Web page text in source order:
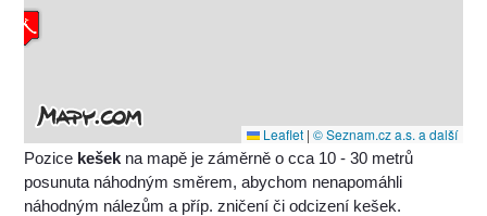
Leaflet | © Seznam.cz a.s. a další
Pozice kešek na mapě je záměrně o cca 10 - 30 metrů
posunuta náhodným směrem, abychom nenapomáhli
náhodným nálezům a příp. zničení či odcizení kešek.